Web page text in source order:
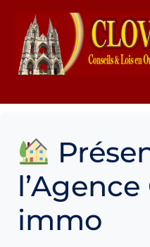
CLOVIS
l’Agence
immo